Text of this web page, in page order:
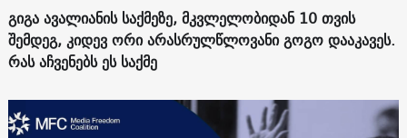
გიგა ავალიანის საქმეზე, მკვლელობიდან 10 თვის
შემდეგ, კიდევ ორი არასრულწლოვანი გოგო დააკავეს.
რას აჩვენებს ეს საქმე